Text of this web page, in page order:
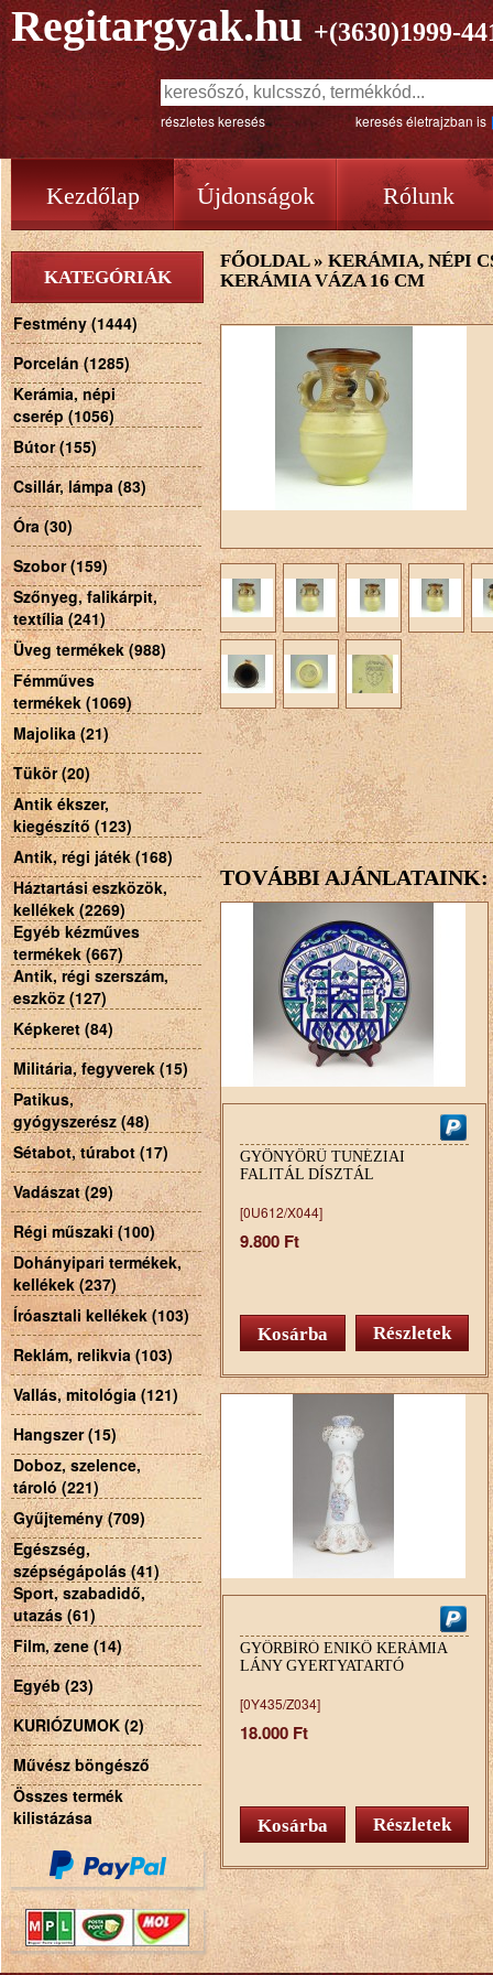
Regitargyak.hu +(3630)1999-
részletes keresés keresés életrajzban is
Kezdőlap Újdonságok Rólunk
KATEGÓRIÁK
Festmény (1444)
Porcelán (1285)
Kerámia, népi
cserép (1056)
Bútor (155)
Csillár, lámpa (83)
Óra (30)
Szobor (159)
Szőnyeg, falikárpit,
textília (241)
Üveg termékek (988)
Fémműves
termékek (1069)
Majolika (21)
Tükör (20)
Antik ékszer,
kiegészítő (123)
Antik, régi játék (168)
Háztartási eszközök,
kellékek (2269)
Egyéb kézműves
termékek (667)
Antik, régi szerszám,
eszköz (127)
Képkeret (84)
Militária, fegyverek (15)
Patikus,
gyógyszerész (48)
Sétabot, túrabot (17)
Vadászat (29)
Régi műszaki (100)
Dohányipari termékek,
kellékek (237)
Íróasztali kellékek (103)
Reklám, relikvia (103)
Vallás, mitológia (121)
Hangszer (15)
Doboz, szelence,
tároló (221)
Gyűjtemény (709)
Egészség,
szépségápolás (41)
Sport, szabadidő,
utazás (61)
Film, zene (14)
Egyéb (23)
KURIÓZUMOK (2)
Művész böngésző
Összes termék
kilistázása
FŐOLDAL»KERÁMIA, NÉPI
KERÁMIA VÁZA 16 CM
TOVÁBBI AJÁNLATAINK:
GYÖNYÖRŰ TUNÉZIAI
FALITÁL DÍSZTÁL
[0U612/X044]
9.800 Ft
Részletek
GYŐRBÍRÓ ENIKŐ KERÁMIA
LÁNY GYERTYATARTÓ
[0Y435/Z034]
18.000 Ft
Részletek